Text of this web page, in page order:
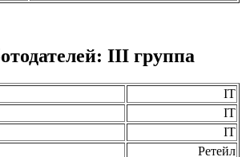
III группа
IT
IT
IT
Ретейл